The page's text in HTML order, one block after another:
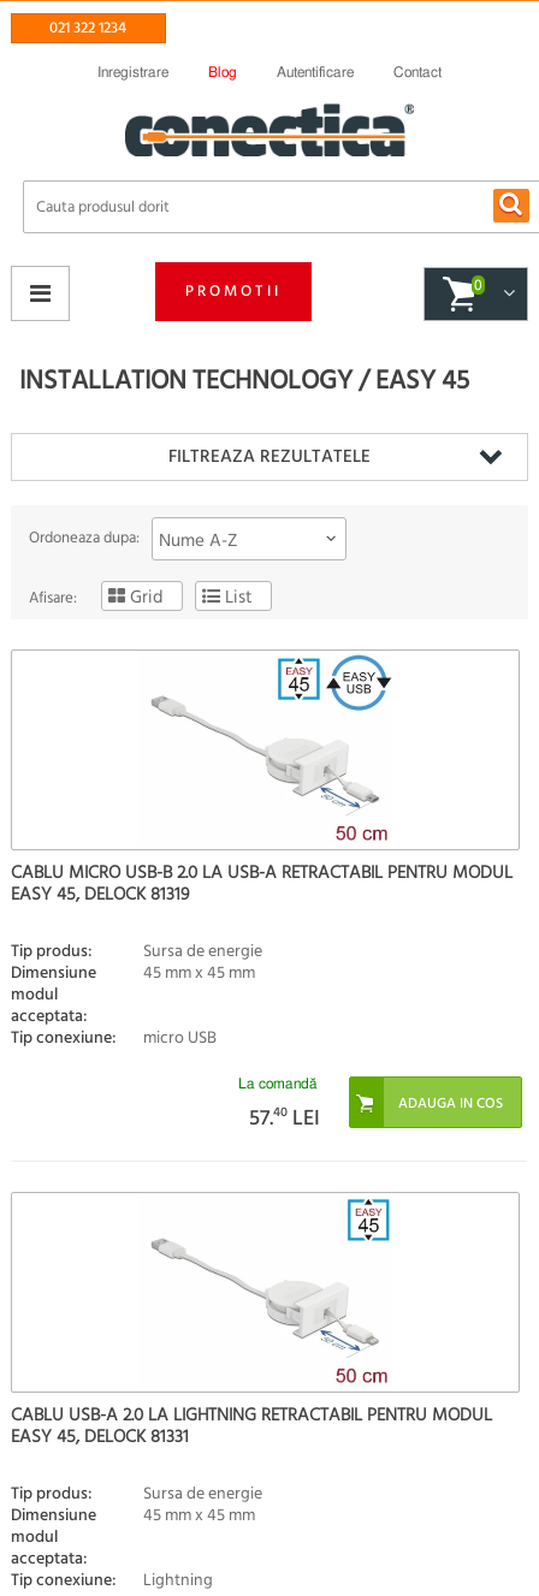
021 322 1234
Inregistrare Blog Autentificare Contact
PROMOTII 0
INSTALLATION TECHNOLOGY / EASY 45
FILTREAZA REZULTATELE
Ordoneaza dupa: Nume A-Z
Afisare: Grid List
CABLU MICRO USB-B 2.0 LA USB-A RETRACTABIL PENTRU MODUL
EASY 45, DELOCK 81319
Tip produs: Sursa de energie
Dimensiune
modul
acceptata:
45 mm x 45 mm
Tip conexiune: micro USB
La comandă
57.40 LEI
CABLU USB-A 2.0 LA LIGHTNING RETRACTABIL PENTRU MODUL
EASY 45, DELOCK 81331
Tip produs: Sursa de energie
Dimensiune
modul
acceptata:
45 mm x 45 mm
Tip conexiune: Lightning